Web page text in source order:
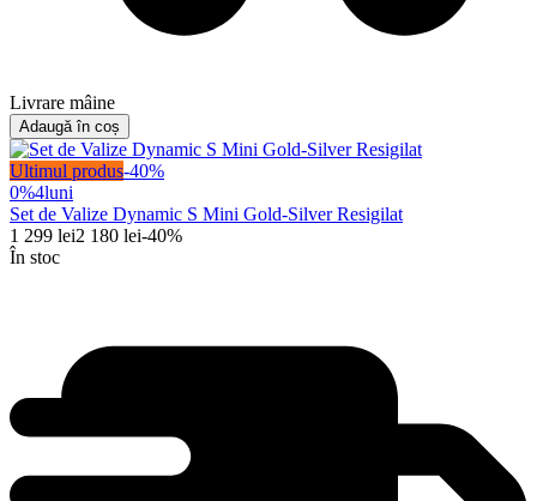
Livrare mâine
Adaugă în coș
Ultimul produs-40%
0%4luni
Set de Valize Dynamic S Mini Gold-Silver Resigilat
1 299 lei2 180 lei-40%
În stoc